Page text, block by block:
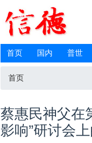
首页 国内 普世
首页
蔡惠民神父在
影响”研讨会